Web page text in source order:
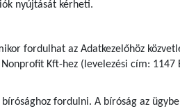
nyújtását kérheti.
fordulhat az Adatkezelőhöz
Kft-hez (levelezési cím: 1147
fordulni. A bíróság az